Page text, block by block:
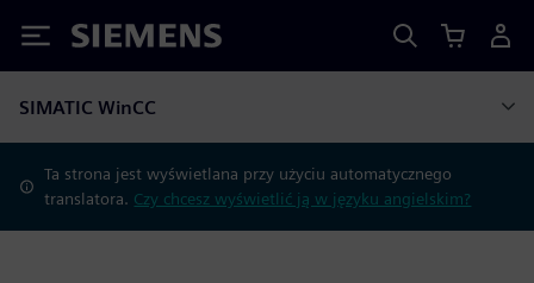
Siemens
SIMATIC WinCC
Ta strona jest wyświetlana przy użyciu automatycznego
translatora. Czy chcesz wyświetlić ją w języku angielskim?